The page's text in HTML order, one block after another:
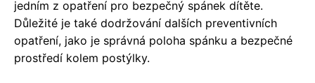
jedním z opatření pro bezpečný spánek dítěte.
Důležité je také dodržování dalších preventivních
opatření, jako je správná poloha spánku a bezpečné
prostředí kolem postýlky.